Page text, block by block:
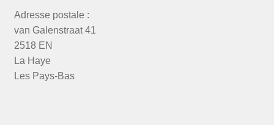
Adresse postale :
van Galenstraat 41
2518 EN
La Haye
Les Pays-Bas